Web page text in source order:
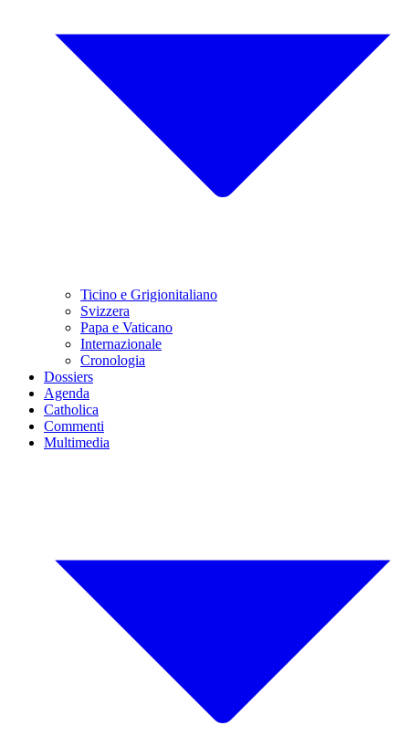
Ticino e Grigionitaliano
Svizzera
Papa e Vaticano
Internazionale
Cronologia
Dossiers
Agenda
Catholica
Commenti
Multimedia